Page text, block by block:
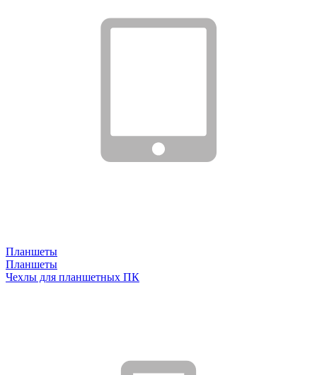
Планшеты
Планшеты
Чехлы для планшетных ПК